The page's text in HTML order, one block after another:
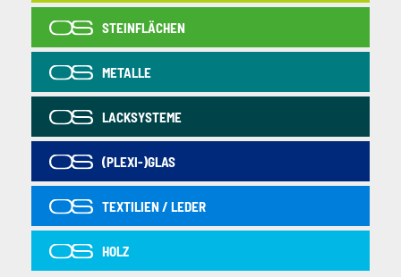
STEINFLÄCHEN
METALLE
LACKSYSTEME
(PLEXI-)GLAS
TEXTILIEN / LEDER
HOLZ